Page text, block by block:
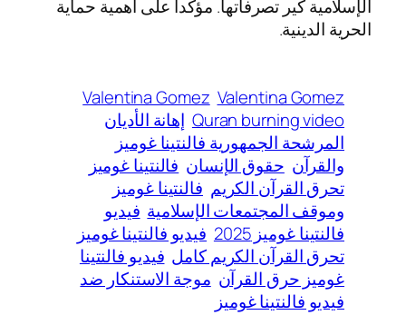
الإسلامية كير تصرفاتها. مؤكداً على أهمية حماية
الحرية الدينية.
Valentina Gomez Valentina Gomez
Quran burning video إهانة الأديان
المرشحة الجمهورية فالنتينا غوميز
والقرآن حقوق الإنسان فالنتينا غوميز
تحرق القرآن الكريم فالنتينا غوميز
وموقف المجتمعات الإسلامية فيديو
فالنتينا غوميز 2025
فيديو فالنتينا غوميز
تحرق القرآن الكريم كامل فيديو فالنتينا
غوميز حرق القرآن موجة الاستنكار ضد
فيديو فالنتينا غوميز